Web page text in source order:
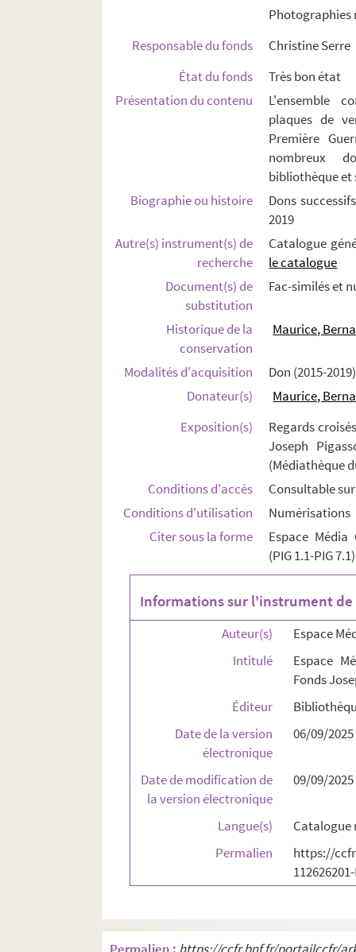
Photographies
Responsable du fonds
Christine Serre
État du fonds
Très bon état
Présentation du contenu
L'ensemble
plaques de
Première
nombreux
bibliothèque
Biographie ou histoire
Dons
2019
Autre(s) instrument(s) de
recherche
Catalogue
le catalogue
Document(s) de
substitution
Fac-similés et
Historique de la
conservation
Maurice,
Modalités d'acquisition
Don (2015-2019)
Donateur(s)
Maurice,
Exposition(s)
Regards
Joseph
(Médiathèque
Conditions d'accès
Consultable
Conditions d'utilisation
Numérisations
Citer sous la forme
Espace
(PIG 1.1-PIG 7.1)
Informations sur l'instrument de
Auteur(s)
Espace
Intitulé
Espace
Fonds
Éditeur
Date de la version
électronique
06/09/2025
Date de modification de
la version électronique
09/09/2025
Langue(s)
Catalogue
Permalien
https://